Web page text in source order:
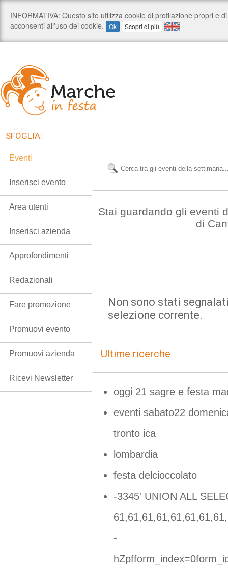
Stai guardando gli eventi
di
Non sono stati
selezione corrente.
Ultime ricerche
oggi 21 sagre e festa
eventi sabato22
tronto ica
lombardia
festa delcioccolato
-3345' UNION ALL
-
SFOGLIA:
Eventi
Inserisci evento
Area utenti
Inserisci azienda
Approfondimenti
Redazionali
Fare promozione
Promuovi evento
Promuovi azienda
Ricevi Newsletter